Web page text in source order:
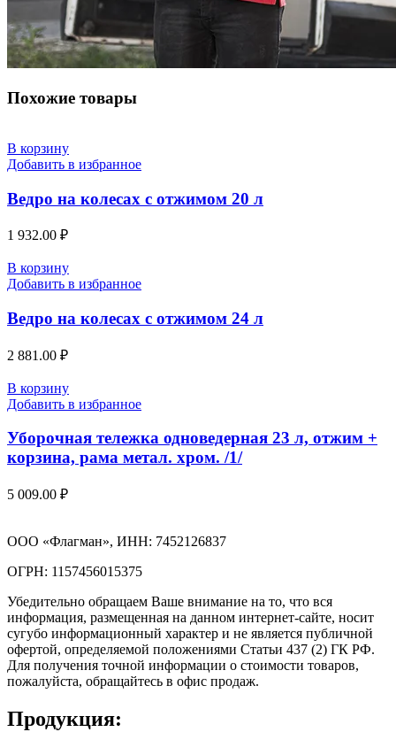
Похожие товары
В корзину
Добавить в избранное
Ведро на колесах с отжимом 20 л
1 932.00 ₽
В корзину
Добавить в избранное
Ведро на колесах с отжимом 24 л
2 881.00 ₽
В корзину
Добавить в избранное
Уборочная тележка одноведерная 23 л, отжим +
корзина, рама метал. хром. /1/
5 009.00 ₽
ООО «Флагман», ИНН: 7452126837
ОГРН: 1157456015375
Убедительно обращаем Ваше внимание на то, что вся
информация, размещенная на данном интернет-сайте, носит
сугубо информационный характер и не является публичной
офертой, определяемой положениями Статьи 437 (2) ГК РФ.
Для получения точной информации о стоимости товаров,
пожалуйста, обращайтесь в офис продаж.
Продукция: